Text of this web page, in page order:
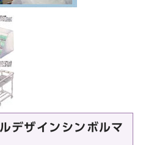
デザインシンボルマ